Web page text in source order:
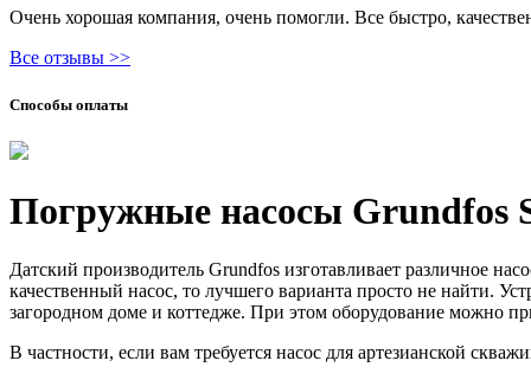
Очень хорошая компания, очень помогли. Все быстро,
Все отзывы >>
Способы оплаты
Погружные насосы Grundfos
Датский производитель Grundfos изготавливает различное
качественный насос, то лучшего варианта просто не найти.
загородном доме и коттедже. При этом оборудование можно
В частности, если вам требуется насос для артезианской